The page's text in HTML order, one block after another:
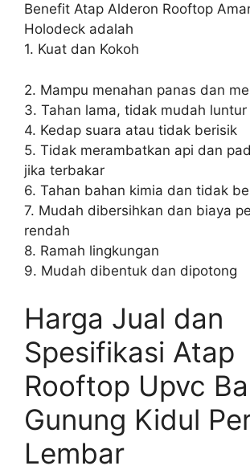
Benefit Atap Alderon Rooftop
Holodeck adalah
1. Kuat dan Kokoh
2. Mampu menahan panas dan
3. Tahan lama, tidak mudah luntur
4. Kedap suara atau tidak berisik
5. Tidak merambatkan api dan
jika terbakar
6. Tahan bahan kimia dan tidak
7. Mudah dibersihkan dan biaya
rendah
8. Ramah lingkungan
9. Mudah dibentuk dan dipotong
Harga Jual dan
Spesifikasi Atap
Rooftop Upvc
Gunung Kidul
Lembar